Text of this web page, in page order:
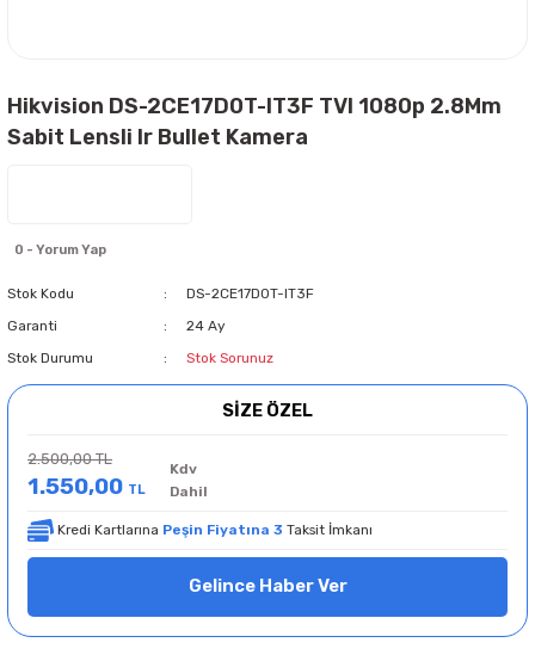
Hikvision DS-2CE17D0T-IT3F TVI 1080p 2.8Mm
Sabit Lensli Ir Bullet Kamera
0 - Yorum Yap
Stok Kodu
DS-2CE17D0T-IT3F
Garanti
24 Ay
Stok Durumu
Stok Sorunuz
SİZE ÖZEL
2.500,00 TL
1.550,00 TL
Kdv
Dahil
Kredi Kartlarına Peşin Fiyatına 3 Taksit İmkanı
Gelince Haber Ver